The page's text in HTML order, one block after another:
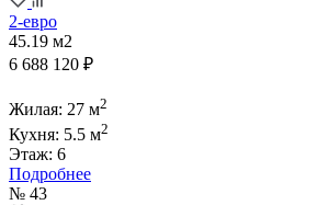
2-евро
45.19 м2
6 688 120 ₽
Жилая: 27 м2
Кухня: 5.5 м2
Этаж: 6
Подробнее
№ 43